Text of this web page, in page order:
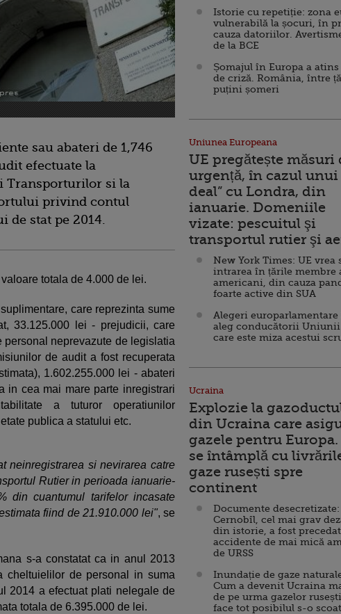
sau abateri de 1,746
efectuate la
Transporturilor si la
privind contul
de stat pe 2014.
totala de 4.000 de lei.
care reprezinta sume
33.125.000 lei - prejudicii, care
neprevazute de legislatia
de audit a fost recuperata
1.602.255.000 lei - abateri
in cea mai mare parte inregistrari
a tuturor operatiunilor
publica a statului etc.
neinregistrarea si nevirarea catre
Rutier in perioada ianuarie-
din cuantumul tarifelor incasate
fiind de 21.910.000 lei", se
s-a constatat ca in anul 2013
cheltuielilor de personal in suma
2014 a efectuat plati nelegale de
totala de 6.395.000 de lei.
Istorie cu repetiție: zona
vulnerabilă la șocuri, în
cauza datoriilor.
de la BCE
Șomajul în Europa a
de criză. România, între
puțini șomeri
Uniunea Europeana
UE pregătește măsuri
urgență, în cazul unui
deal” cu Londra, din
ianuarie. Domeniile
vizate: pescuitul şi
transportul rutier şi
New York Times: UE vrea
intrarea în țările membre
americani, din cauza
foarte active din SUA
Alegeri europarlamentare
aleg conducătorii Uniunii
care este miza acestui
Ucraina
Explozie la
din Ucraina care
gazele pentru Europa.
se întâmplă cu
gaze rusești spre
continent
Documente
Cernobîl, cel mai grav
din istorie, a fost
accidente de mai mică
de URSS
Inundație de gaze
Cum a devenit Ucraina
de pe urma gazelor
face tot posibilul s-o